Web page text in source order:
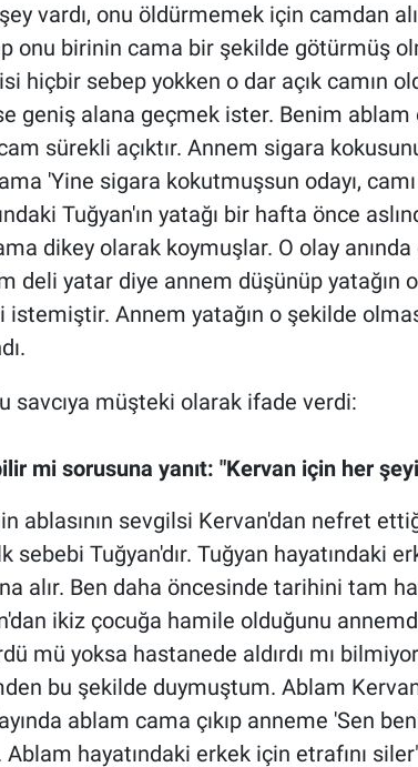
vardı, onu öldürmemek için camdan
onu birinin cama bir şekilde götürmüş
hiçbir sebep yokken o dar açık camın
geniş alana geçmek ister. Benim
sürekli açıktır. Annem sigara
'Yine sigara kokutmuşsun odayı,
Tuğyan'ın yatağı bir hafta önce
dikey olarak koymuşlar. O olay
deli yatar diye annem düşünüp yatağın
Annem yatağın o şekilde
mi sorusuna yanıt: "Kervan için her
ablasının sevgilsi Kervan'dan nefret
sebebi Tuğyan'dır. Tuğyan hayatındaki
alır. Ben daha öncesinde tarihini tam
ikiz çocuğa hamile olduğunu
mü yoksa hastanede aldırdı mı
bu şekilde duymuştum. Ablam
ablam cama çıkıp anneme 'Sen
hayatındaki erkek için etrafını